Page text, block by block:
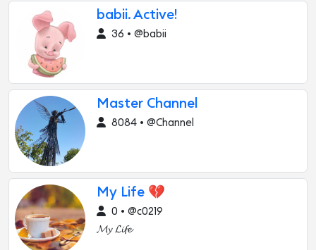
babii. Active!
36 • @babii
Master Channel
8084 • @Channel
My Life 💔
0 • @c0219
𝓜𝔂 𝓛𝓲𝓯𝓮